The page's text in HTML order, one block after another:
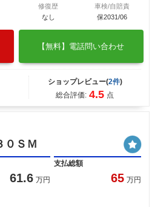
修復歴
なし
車検/自賠責
保2031/06
【無料】電話問い合わせ
ショップレビュー(2件)
総合評価: 4.5 点
０ＳＭ
61.6 万円
支払総額
65 万円